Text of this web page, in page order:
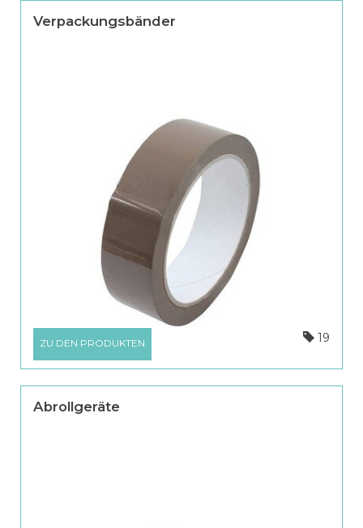
Verpackungsbänder
ZU DEN PRODUKTEN 19
Abrollgeräte